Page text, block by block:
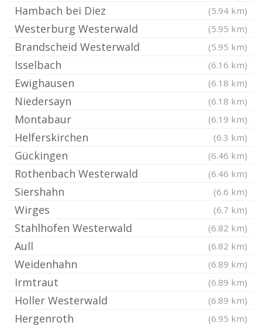
Hambach bei Diez (5.94 km)
Westerburg Westerwald (5.95 km)
Brandscheid Westerwald (5.95 km)
Isselbach (6.16 km)
Ewighausen (6.18 km)
Niedersayn (6.18 km)
Montabaur (6.19 km)
Helferskirchen (6.3 km)
Gückingen (6.46 km)
Rothenbach Westerwald (6.46 km)
Siershahn (6.6 km)
Wirges (6.7 km)
Stahlhofen Westerwald (6.82 km)
Aull (6.82 km)
Weidenhahn (6.89 km)
Irmtraut (6.89 km)
Holler Westerwald (6.89 km)
Hergenroth (6.95 km)